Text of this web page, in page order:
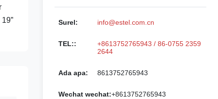
Surel: info@estel.com.cn
TEL::
+8613752765943 / 86-0755 2359
2644
Ada apa: 8613752765943
Wechat wechat:+8613752765943